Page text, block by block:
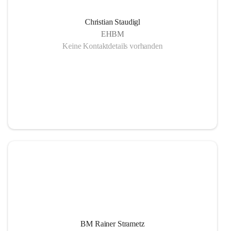
Christian Staudigl
EHBM
Keine Kontaktdetails vorhanden
BM Rainer Strametz